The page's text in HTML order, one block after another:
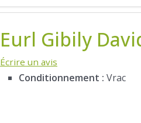
Eurl Gibily
Écrire un avis
Conditionnement : Vrac